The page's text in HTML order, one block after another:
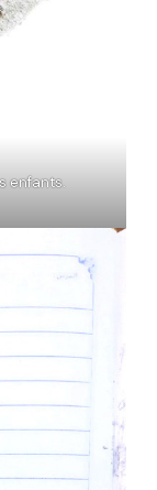
enfants.